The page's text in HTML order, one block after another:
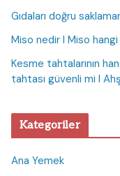
Gıdaları doğru
Miso nedir I Miso hangi
Kesme tahtalarının
tahtası güvenli mi I
Kategoriler
Ana Yemek